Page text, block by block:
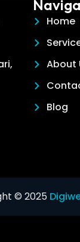
Home
About
Blog
© 2025